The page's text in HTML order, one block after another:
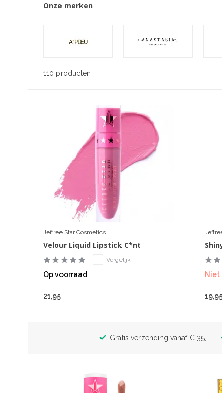
Onze merken
110 producten
Jeffree Star Cosmetics
Velour Liquid Lipstick C*nt
Vergelijk
Op voorraad
21,95
Niet
Gratis verzending vanaf € 35,-